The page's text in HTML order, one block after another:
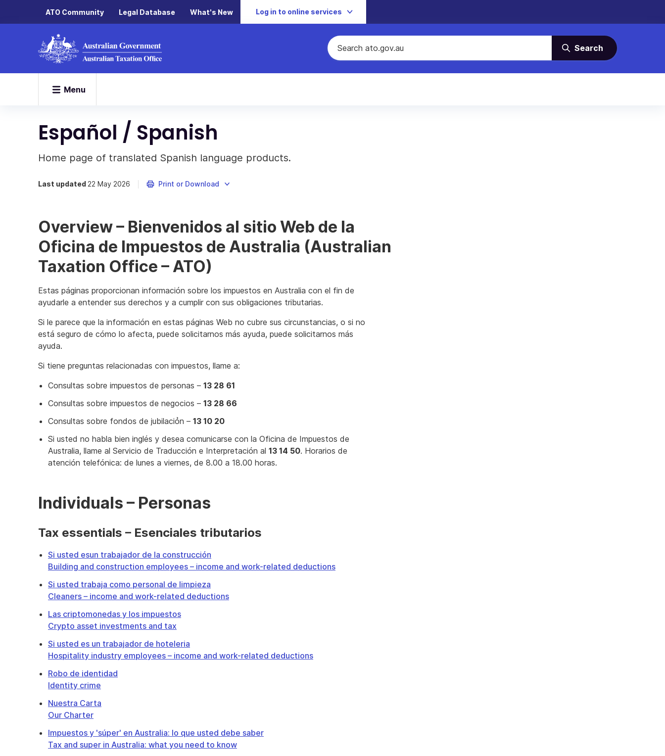
ATO Community Legal Database What's New Log in to online services
Search
Menu
Español / Spanish
Home page of translated Spanish language products.
Last updated 22 May 2026 Print or Download
Overview – Bienvenidos al sitio Web de la
Oficina de Impuestos de Australia (Australian
Taxation Office – ATO)
Estas páginas proporcionan información sobre los impuestos en Australia con el fin de
ayudarle a entender sus derechos y a cumplir con sus obligaciones tributarias.
Si le parece que la información en estas páginas Web no cubre sus circunstancias, o si no
está seguro de cómo lo afecta, puede solicitarnos más ayuda, puede solicitarnos más
ayuda.
Si tiene preguntas relacionadas con impuestos, llame a:
Consultas sobre impuestos de personas – 13 28 61
Consultas sobre impuestos de negocios – 13 28 66
Consultas sobre fondos de jubilaciỏn – 13 10 20
Si usted no habla bien inglés y desea comunicarse con la Oficina de Impuestos de
Australia, llame al Servicio de Traducción e Interpretación al 13 14 50. Horarios de
atención telefónica: de lunes a viernes, de 8.00 a 18.00 horas.
Individuals – Personas
Tax essentials – Esenciales tributarios
Si usted esun trabajador de la construcción
Building and construction employees – income and work-related deductions
Si usted trabaja como personal de limpieza
Cleaners – income and work-related deductions
Las criptomonedas y los impuestos
Crypto asset investments and tax
Si usted es un trabajador de hoteleria
Hospitality industry employees – income and work-related deductions
Robo de identidad
Identity crime
Nuestra Carta
Our Charter
Impuestos y 'súper' en Australia: lo que usted debe saber
Tax and super in Australia: what you need to know